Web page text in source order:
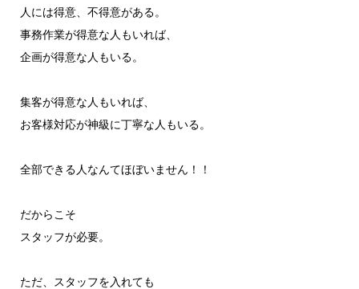
人には得意、不得意がある。
事務作業が得意な人もいれば、
企画が得意な人もいる。
集客が得意な人もいれば、
お客様対応が神級に丁寧な人もいる。
全部できる人なんてほぼいません！！
だからこそ
スタッフが必要。
ただ、スタッフを入れても